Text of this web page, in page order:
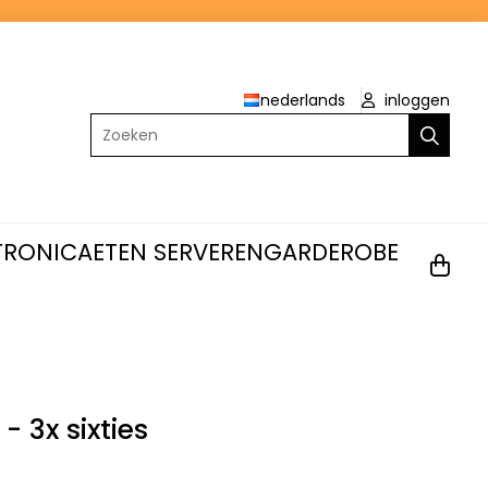
nederlands
inloggen
Zoeken
ETEN SERVERENGARDEROBE
3x sixties